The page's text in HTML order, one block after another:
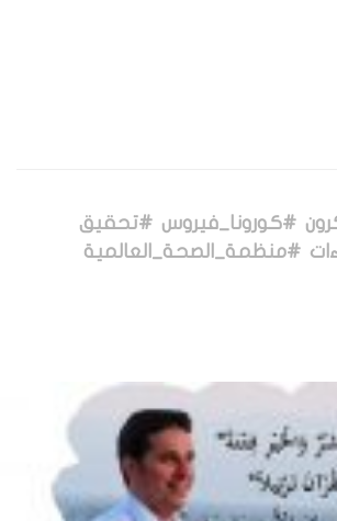
#كورونا_فيروس #تحقيق
#منظمة_الصحة_العالمية